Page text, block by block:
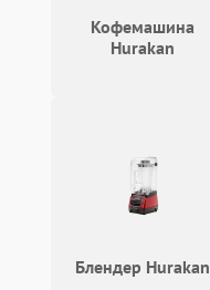
Кофемашина
Hurakan
Блендер Hurakan